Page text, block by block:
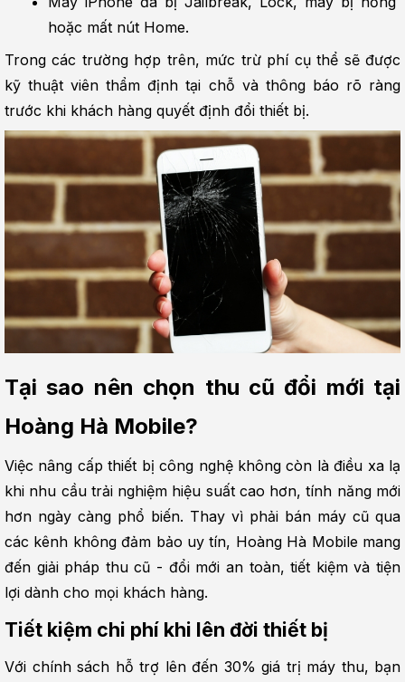
hoặc mất nút Home.
Trong các trường hợp trên, mức trừ phí cụ thể sẽ được
kỹ thuật viên thẩm định tại chỗ và thông báo rõ ràng
trước khi khách hàng quyết định đổi thiết bị.
Tại sao nên chọn thu cũ đổi mới tại
Hoàng Hà Mobile?
Việc nâng cấp thiết bị công nghệ không còn là điều xa lạ
khi nhu cầu trải nghiệm hiệu suất cao hơn, tính năng mới
hơn ngày càng phổ biến. Thay vì phải bán máy cũ qua
các kênh không đảm bảo uy tín, Hoàng Hà Mobile mang
đến giải pháp thu cũ - đổi mới an toàn, tiết kiệm và tiện
lợi dành cho mọi khách hàng.
Tiết kiệm chi phí khi lên đời thiết bị
Với chính sách hỗ trợ lên đến 30% giá trị máy thu, bạn